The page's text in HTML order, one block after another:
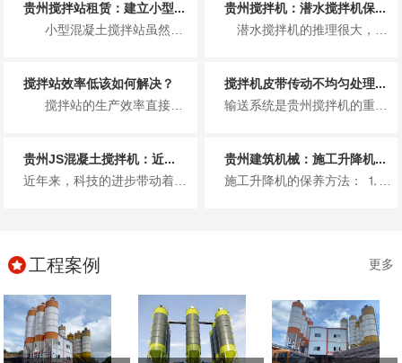
贵州搅拌站租赁：建立小型...
小型混凝土搅拌站虽然占地面积不大，生产效率也不是十分高，但是在建立小型混凝土搅...
贵州搅拌机：潜水搅拌机保...
潜水搅拌机的推理很大，使用寿命也长，从而主要被用于污水处理厂这一方面，但是质量再好的搅拌机也需要做好定期的维修保养工作...
搅拌站效率低该如何解决？
搅拌站的生产效率直接决定了单位时间内，混凝土的生产量。同样的时间内，生产的混凝...
搅拌机皮带传动不均匀处理...
输送系统是贵州搅拌机的重要组成部分。如果传送带输送的骨料不均匀，则称骨料体积积聚在传送带上，导致传送带松动或传送带上的聚...
贵州JS混凝土搅拌机：近...
近年来，科技的进步带动着国内的混凝土搅拌机行业的突飞猛进的发展，在改政策之前，我国建设工地的混凝土大都是现场搅拌，使用的...
贵州建筑机械：施工升降机...
施工升降机的保养方法： ⒈每月保养 升降台保养时人员进入升降台内部工作，须吊住升降机防止升降台突然下降而导致人员伤亡...
工程案例 更多